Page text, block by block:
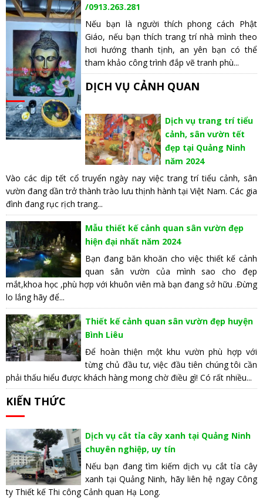
/0913.263.281
Nếu bạn là người thích phong cách Phật
Giáo, nếu bạn thích trang trí nhà mình theo
hơi hướng thanh tịnh, an yên bạn có thể
tham khảo công trình đắp vẽ tranh phù...
DỊCH VỤ CẢNH QUAN
Dịch vụ trang trí tiểu
cảnh, sân vườn tết
đẹp tại Quảng Ninh
năm 2024
Vào các dịp tết cổ truyển ngày nay việc trang trí tiểu cảnh, sân
vườn đang dần trở thành trào lưu thịnh hành tại Việt Nam. Các gia
đình đang rục rịch trang...
Mẫu thiết kế cảnh quan sân vườn đẹp
hiện đại nhất năm 2024
Bạn đang băn khoăn cho việc thiết kế cảnh
quan sân vườn của mình sao cho đẹp
mắt,khoa học ,phù hợp với khuôn viên mà bạn đang sở hữu .Đừng
lo lắng hãy để...
Thiết kế cảnh quan sân vườn đẹp huyện
Bình Liêu
Để hoàn thiện một khu vườn phù hợp với
từng chủ đầu tư, việc đầu tiên chúng tôi cần
phải thấu hiểu được khách hàng mong chờ điều gì! Có rất nhiều...
KIẾN THỨC
Dịch vụ cắt tỉa cây xanh tại Quảng Ninh
chuyên nghiệp, uy tín
Nếu bạn đang tìm kiếm dịch vụ cắt tỉa cây
xanh tại Quảng Ninh, hãy liên hệ ngay Công
ty Thiết kế Thi công Cảnh quan Hạ Long.